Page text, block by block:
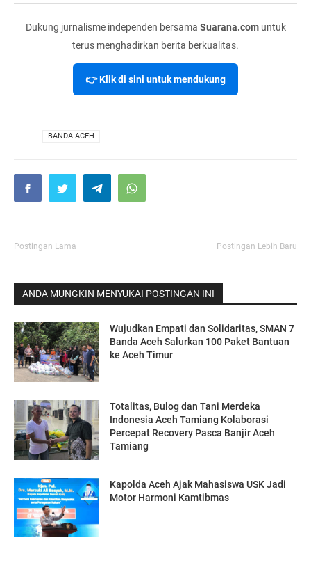
Dukung jurnalisme independen bersama Suarana.comuntuk
terus menghadirkan berita berkualitas.
👉 Klik di sini untuk mendukung
BANDA ACEH
Postingan Lama Postingan Lebih Baru
ANDA MUNGKIN MENYUKAI POSTINGAN INI
Wujudkan Empati dan Solidaritas, SMAN 7
Banda Aceh Salurkan 100 Paket Bantuan
ke Aceh Timur
Totalitas, Bulog dan Tani Merdeka
Indonesia Aceh Tamiang Kolaborasi
Percepat Recovery Pasca Banjir Aceh
Tamiang
Kapolda Aceh Ajak Mahasiswa USK Jadi
Motor Harmoni Kamtibmas